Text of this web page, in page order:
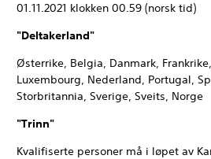
01.11.2021 klokken 00.59 (norsk tid)
"Deltakerland"
Østerrike, Belgia, Danmark,
Luxembourg, Nederland, Portugal,
Storbritannia, Sverige, Sveits, Norge
"Trinn"
Kvalifiserte personer må i løpet av